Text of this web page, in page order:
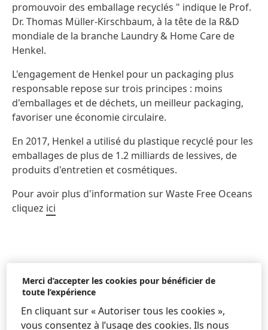
promouvoir des emballage recyclés " indique le Prof.
Dr. Thomas Müller-Kirschbaum, à la tête de la R&D
mondiale de la branche Laundry & Home Care de
Henkel.
L'engagement de Henkel pour un packaging plus
responsable repose sur trois principes : moins
d'emballages et de déchets, un meilleur packaging,
favoriser une économie circulaire.
En 2017, Henkel a utilisé du plastique recyclé pour les
emballages de plus de 1.2 milliards de lessives, de
produits d'entretien et cosmétiques.
Pour avoir plus d'information sur Waste Free Oceans
cliquez ici
Merci d’accepter les cookies pour bénéficier de
toute l’expérience
En cliquant sur « Autoriser tous les cookies »,
vous consentez à l’usage des cookies. Ils nous